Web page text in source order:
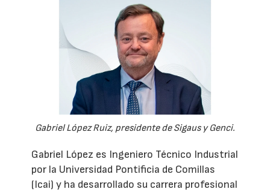
Gabriel López Ruiz, presidente de Sigaus y Genci.
Gabriel López es Ingeniero Técnico Industrial
por la Universidad Pontificia de Comillas
(Icai) y ha desarrollado su carrera profesional